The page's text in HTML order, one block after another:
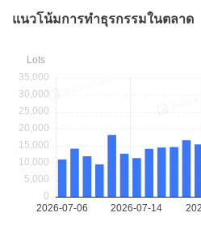
แนวโน้มการทําธุรกรรมในตลาด